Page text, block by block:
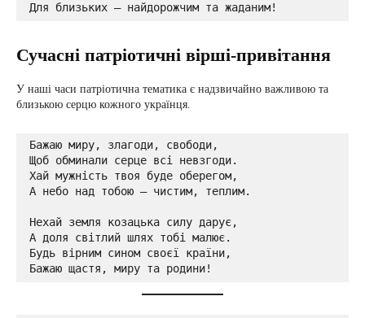
Для близьких — найдорожчим та жаданим!
Сучасні патріотичні вірші-привітання
У наші часи патріотична тематика є надзвичайно важливою та
близькою серцю кожного українця.
Бажаю миру, злагоди, свободи,
Щоб обминали серце всі невзгоди.
Хай мужність твоя буде оберегом,
А небо над тобою — чистим, теплим.
Нехай земля козацька силу дарує,
А доля світлий шлях тобі малює.
Будь вірним сином своєї країни,
Бажаю щастя, миру та родини!